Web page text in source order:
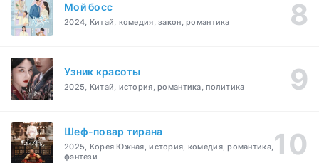
Мой босс
2024, Китай, комедия, закон, романтика
Узник красоты
2025, Китай, история, романтика, политика
Шеф-повар тирана
2025, Корея Южная, история, комедия, романтика,
фэнтези